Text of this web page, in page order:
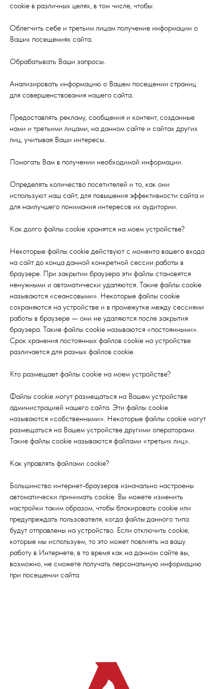
cookie в различных целях, в том числе, чтобы:
Облегчить себе и третьим лицам получение информации о
Ваших посещениях сайта.
Обрабатывать Ваши запросы.
Анализировать информацию о Вашем посещении страниц
для совершенствования нашего сайта.
Предоставлять рекламу, сообщения и контент, созданные
нами и третьими лицами, на данном сайте и сайтах других
лиц, учитывая Ваши интересы.
Помогать Вам в получении необходимой информации.
Определять количество посетителей и то, как они
используют наш сайт, для повышения эффективности сайта и
для наилучшего понимания интересов их аудитории.
Как долго файлы cookie хранятся на моем устройстве?
Некоторые файлы cookie действуют с момента вашего входа
на сайт до конца данной конкретной сессии работы в
браузере. При закрытии браузера эти файлы становятся
ненужными и автоматически удаляются. Такие файлы cookie
называются «сеансовыми». Некоторые файлы cookie
сохраняются на устройстве и в промежутке между сессиями
работы в браузере — они не удаляются после закрытия
браузера. Такие файлы cookie называются «постоянными».
Срок хранения постоянных файлов cookie на устройстве
различается для разных файлов cookie.
Кто размещает файлы cookie на моем устройстве?
Файлы cookie могут размещаться на Вашем устройстве
администрацией нашего сайта. Эти файлы cookie
называются «собственными». Некоторые файлы cookie могут
размещаться на Вашем устройстве другими операторами.
Такие файлы cookie называются файлами «третьих лиц».
Как управлять файлами cookie?
Большинство интернет-браузеров изначально настроены
автоматически принимать cookie. Вы можете изменить
настройки таким образом, чтобы блокировать cookie или
предупреждать пользователя, когда файлы данного типа
будут отправлены на устройство. Если отключить cookie,
которые мы используем, то это может повлиять на вашу
работу в Интернете, в то время как на данном сайте вы,
возможно, не сможете получать персональную информацию
при посещении сайта.